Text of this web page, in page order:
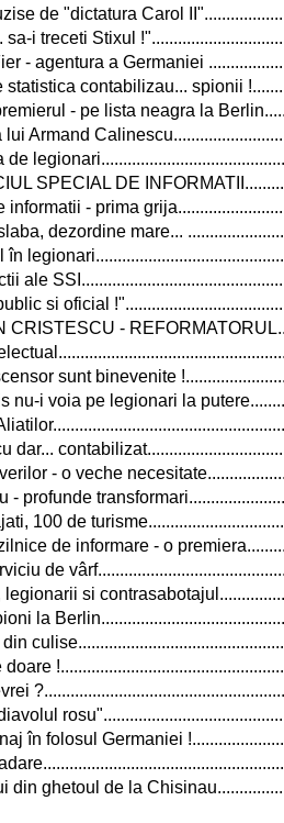
de "dictatura Carol
i treceti Stixul
- agentura a Germaniei
statistica contabilizau... spionii
- pe lista neagra la
Armand
SPECIAL DE
informatii - prima
dezordine mare...
ale
si oficial
CRISTESCU -
sunt binevenite
nu-i voia pe legionari la
dar...
- o veche
- profunde
100 de
de informare - o
de
si
la
în folosul Germaniei
din ghetoul de la